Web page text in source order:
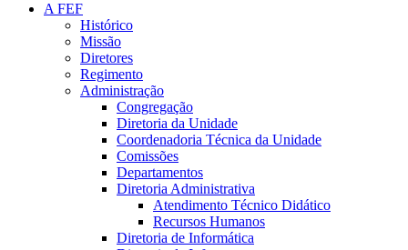
A FEF
Histórico
Missão
Diretores
Regimento
Administração
Congregação
Diretoria da Unidade
Coordenadoria Técnica da Unidade
Comissões
Departamentos
Diretoria Administrativa
Atendimento Técnico Didático
Recursos Humanos
Diretoria de Informática